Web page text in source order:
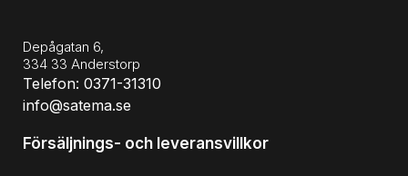
Depågatan 6,
334 33 Anderstorp
Telefon: 0371-31310
info@satema.se
Försäljnings- och leveransvillkor